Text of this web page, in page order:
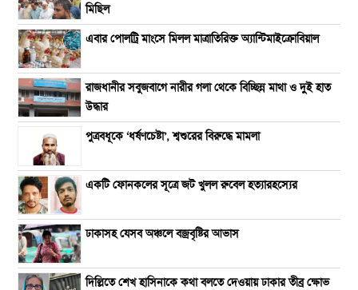
মিছিল
এবার পোলট্রি মাংসে মিলল মাত্রাতিরিক্ত অ্যান্টিমাইক্রোবিয়াল
রাজধানীর সবুজবাগে নারীর গলা থেকে বিচ্ছিন্ন মাথা ও দুই হাত
উদ্ধার
পুত্রবধূকে ‘ধর্ষণচেষ্টা’, শ্বশুরের বিরুদ্ধে মামলা
একটি ফোনকলের সূত্রে জট খুলল রুবেল হত্যারহস্যের
ঢাকাসহ যেসব অঞ্চলে বজ্রবৃষ্টির আভাস
দিল্লিতে শেখ হাসিনাকে কথা বলতে দেওয়ায় ঢাকার তীব্র ক্ষোভ